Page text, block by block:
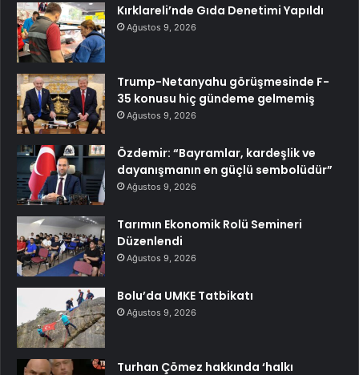
Kırklareli’nde Gıda Denetimi Yapıldı
Ağustos 9, 2026
Trump-Netanyahu görüşmesinde F-
35 konusu hiç gündeme gelmemiş
Ağustos 9, 2026
Özdemir: “Bayramlar, kardeşlik ve
dayanışmanın en güçlü sembolüdür”
Ağustos 9, 2026
Tarımın Ekonomik Rolü Semineri
Düzenlendi
Ağustos 9, 2026
Bolu’da UMKE Tatbikatı
Ağustos 9, 2026
Turhan Çömez hakkında ‘halkı